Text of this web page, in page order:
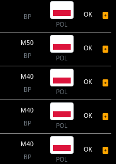
BP
POL
OK
M50
BP
POL
OK
M40
BP
POL
OK
M40
BP
POL
OK
M40
BP
POL
OK